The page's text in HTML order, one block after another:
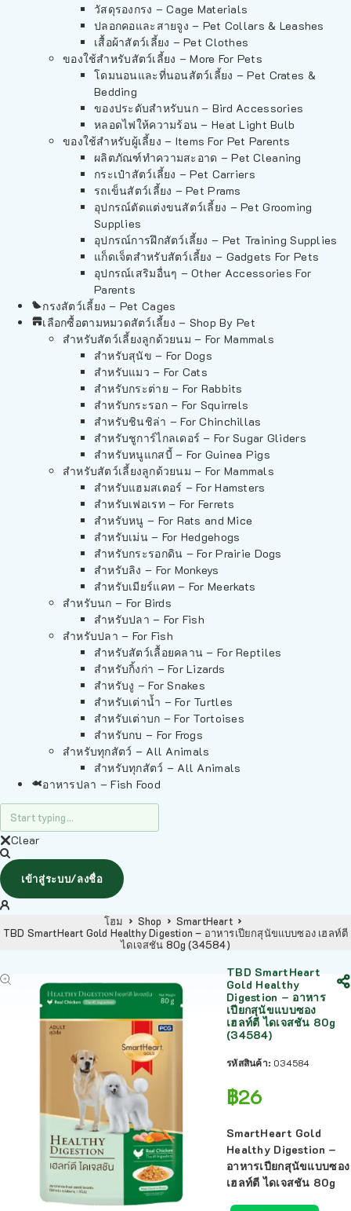
วัสดุรองกรง – Cage Materials
ปลอกคอและสายจูง – Pet Collars & Leashes
เสื้อผ้าสัตว์เลี้ยง – Pet Clothes
ของใช้สำหรับสัตว์เลี้ยง – More For Pets
โดมนอนและที่นอนสัตว์เลี้ยง – Pet Crates &
Bedding
ของประดับสำหรับนก – Bird Accessories
หลอดไฟให้ความร้อน – Heat Light Bulb
ของใช้สำหรับผู้เลี้ยง – Items For Pet Parents
ผลิตภัณฑ์ทำความสะอาด – Pet Cleaning
กระเป๋าสัตว์เลี้ยง – Pet Carriers
รถเข็นสัตว์เลี้ยง – Pet Prams
อุปกรณ์ตัดแต่งขนสัตว์เลี้ยง – Pet Grooming
Supplies
อุปกรณ์การฝึกสัตว์เลี้ยง – Pet Training Supplies
แก็ดเจ็ตสำหรับสัตว์เลี้ยง – Gadgets For Pets
อุปกรณ์เสริมอื่นๆ – Other Accessories For
Parents
กรงสัตว์เลี้ยง – Pet Cages
เลือกซื้อตามหมวดสัตว์เลี้ยง – Shop By Pet
สำหรับสัตว์เลี้ยงลูกด้วยนม – For Mammals
สำหรับสุนัข – For Dogs
สำหรับแมว – For Cats
สำหรับกระต่าย – For Rabbits
สำหรับกระรอก – For Squirrels
สำหรับชินชิล่า – For Chinchillas
สำหรับชูการ์ไกลเดอร์ – For Sugar Gliders
สำหรับหนูแกสบี้ – For Guinea Pigs
สำหรับสัตว์เลี้ยงลูกด้วยนม – For Mammals
สำหรับแฮมสเตอร์ – For Hamsters
สำหรับเฟอเรท – For Ferrets
สำหรับหนู – For Rats and Mice
สำหรับเม่น – For Hedgehogs
สำหรับกระรอกดิน – For Prairie Dogs
สำหรับลิง – For Monkeys
สำหรับเมียร์แคท – For Meerkats
สำหรับนก – For Birds
สำหรับปลา – For Fish
สำหรับปลา – For Fish
สำหรับสัตว์เลื้อยคลาน – For Reptiles
สำหรับกิ้งก่า – For Lizards
สำหรับงู – For Snakes
สำหรับเต่าน้ำ – For Turtles
สำหรับเต่าบก – For Tortoises
สำหรับกบ – For Frogs
สำหรับทุกสัตว์ – All Animals
สำหรับทุกสัตว์ – All Animals
อาหารปลา – Fish Food
Clear
เข้าสู่ระบบ/ลงชื่อ
โฮม Shop
SmartHeart
TBD SmartHeart Gold Healthy Digestion – อาหารเปียกสุนัขแบบซอง เฮลท์ตี
ไดเจสชัน 80g (34584)
TBD SmartHeart
Gold Healthy
Digestion – อาหาร
เปียกสุนัขแบบซอง
เฮลท์ตี ไดเจสชัน 80g
(34584)
รหัสสินค้า: 034584
฿26
SmartHeart Gold
Healthy Digestion –
อาหารเปียกสุนัขแบบซอง
เฮลท์ตี ไดเจสชัน 80g